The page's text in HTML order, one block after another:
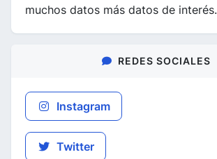
muchos datos más datos de interés.
REDES SOCIALES
Instagram
Twitter